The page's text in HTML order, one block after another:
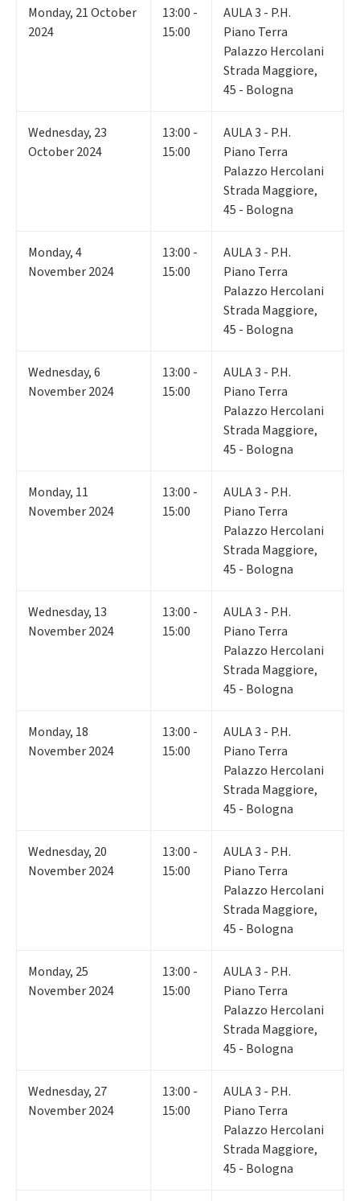
Monday, 21October
2024
13:00 -
15:00
AULA 3 - P.H.
Piano Terra
Palazzo Hercolani
Strada Maggiore,
45 - Bologna
Wednesday, 23
October 2024
13:00 -
15:00
AULA 3 - P.H.
Piano Terra
Palazzo Hercolani
Strada Maggiore,
45 - Bologna
Monday,4
November 2024
13:00 -
15:00
AULA 3 - P.H.
Piano Terra
Palazzo Hercolani
Strada Maggiore,
45 - Bologna
Wednesday,6
November 2024
13:00 -
15:00
AULA 3 - P.H.
Piano Terra
Palazzo Hercolani
Strada Maggiore,
45 - Bologna
Monday, 11
November 2024
13:00 -
15:00
AULA 3 - P.H.
Piano Terra
Palazzo Hercolani
Strada Maggiore,
45 - Bologna
Wednesday, 13
November 2024
13:00 -
15:00
AULA 3 - P.H.
Piano Terra
Palazzo Hercolani
Strada Maggiore,
45 - Bologna
Monday, 18
November 2024
13:00 -
15:00
AULA 3 - P.H.
Piano Terra
Palazzo Hercolani
Strada Maggiore,
45 - Bologna
Wednesday, 20
November 2024
13:00 -
15:00
AULA 3 - P.H.
Piano Terra
Palazzo Hercolani
Strada Maggiore,
45 - Bologna
Monday, 25
November 2024
13:00 -
15:00
AULA 3 - P.H.
Piano Terra
Palazzo Hercolani
Strada Maggiore,
45 - Bologna
Wednesday, 27
November 2024
13:00 -
15:00
AULA 3 - P.H.
Piano Terra
Palazzo Hercolani
Strada Maggiore,
45 - Bologna